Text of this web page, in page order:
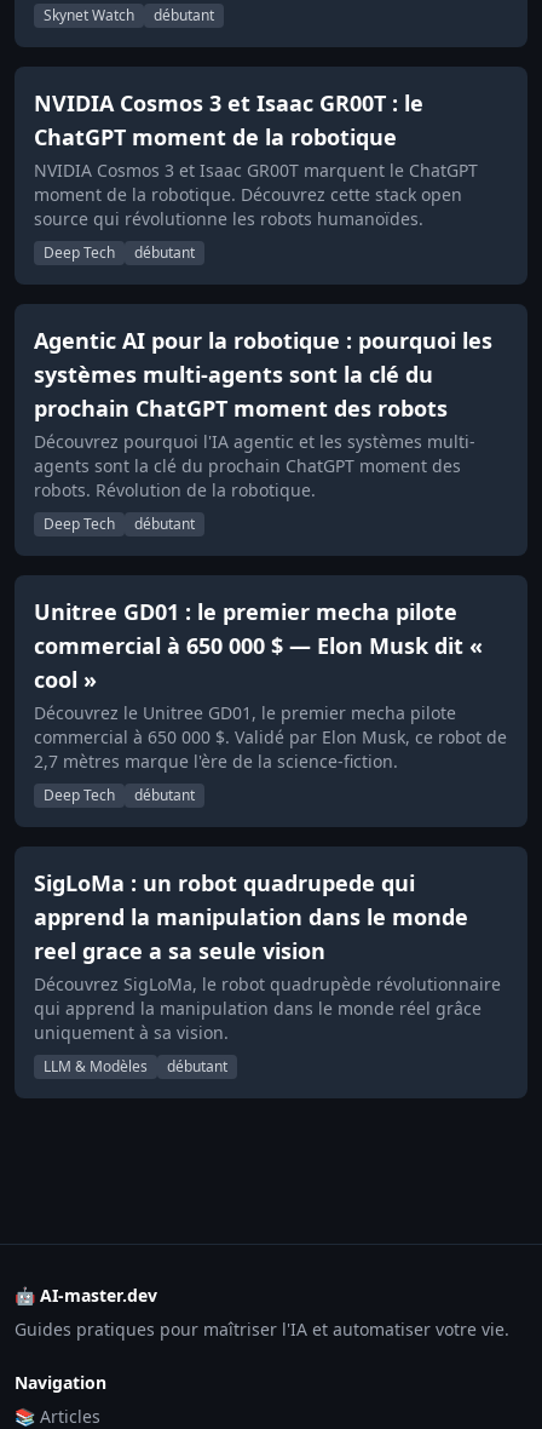
Skynet Watch débutant
NVIDIA Cosmos 3 et Isaac GR00T : le
ChatGPT moment de la robotique
NVIDIA Cosmos 3 et Isaac GR00T marquent le ChatGPT
moment de la robotique. Découvrez cette stack open
source qui révolutionne les robots humanoïdes.
Deep Tech débutant
Agentic AI pour la robotique : pourquoi les
systèmes multi-agents sont la clé du
prochain ChatGPT moment des robots
Découvrez pourquoi l'IA agentic et les systèmes multi-
agents sont la clé du prochain ChatGPT moment des
robots. Révolution de la robotique.
Deep Tech débutant
Unitree GD01 : le premier mecha pilote
commercial à 650 000 $ — Elon Musk dit «
cool »
Découvrez le Unitree GD01, le premier mecha pilote
commercial à 650 000 $. Validé par Elon Musk, ce robot de
2,7 mètres marque l'ère de la science-fiction.
Deep Tech débutant
SigLoMa : un robot quadrupede qui
apprend la manipulation dans le monde
reel grace a sa seule vision
Découvrez SigLoMa, le robot quadrupède révolutionnaire
qui apprend la manipulation dans le monde réel grâce
uniquement à sa vision.
LLM & Modèles débutant
🤖 AI-master.dev
Guides pratiques pour maîtriser l'IA et automatiser votre vie.
Navigation
📚 Articles